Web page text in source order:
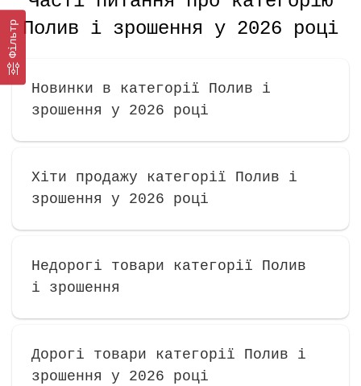
Фільтр Полив і зрошення у 2026 році
Новинки в категорії Полив і
зрошення у 2026 році
Хіти продажу категорії Полив і
зрошення у 2026 році
Недорогі товари категорії Полив
і зрошення
Дорогі товари категорії Полив і
зрошення у 2026 році